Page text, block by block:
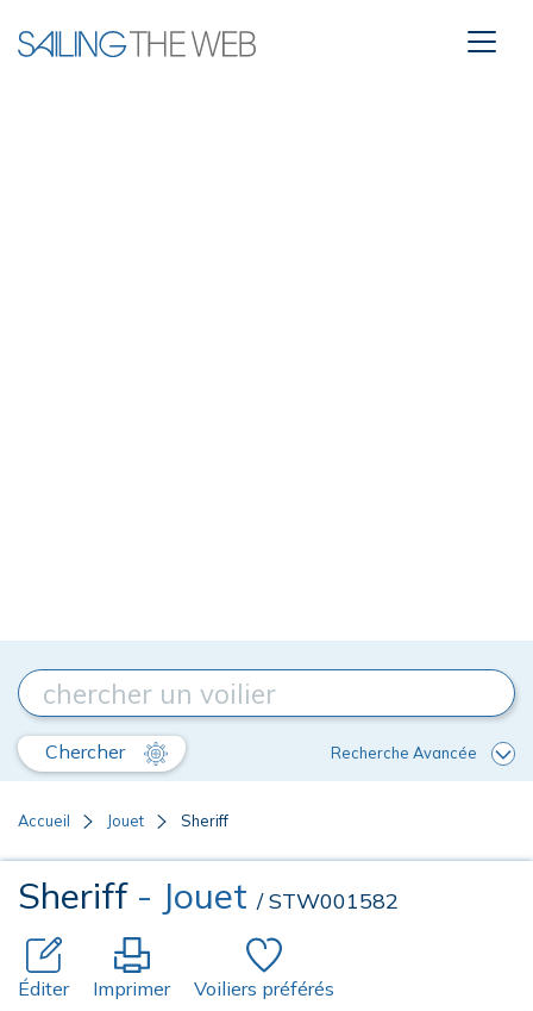
Chercher Recherche Avancée
Accueil Jouet Sheriff
Sheriff - Jouet / STW001582
Éditer Imprimer Voiliers préférés